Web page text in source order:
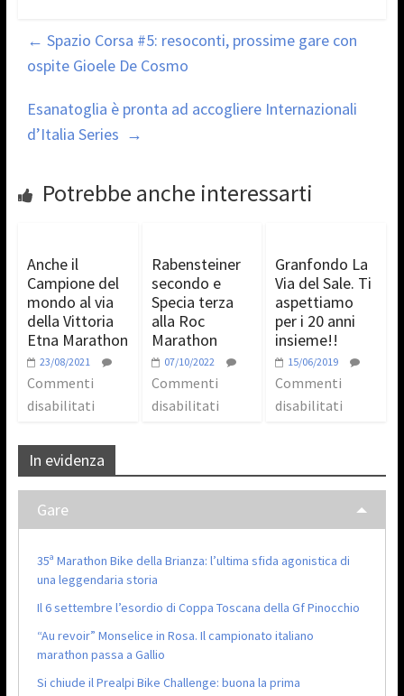
← Spazio Corsa #5: resoconti, prossime gare con
ospite Gioele De Cosmo
Esanatoglia è pronta ad accogliere Internazionali
d’Italia Series →
Potrebbe anche interessarti
Anche il
Campione del
mondo al via
della Vittoria
Etna Marathon
23/08/2021
Commenti
disabilitati
Rabensteiner
secondo e
Specia terza
alla Roc
Marathon
07/10/2022
Commenti
disabilitati
Granfondo La
Via del Sale. Ti
aspettiamo
per i 20 anni
insieme!!
15/06/2019
Commenti
disabilitati
In evidenza
Gare
35ª Marathon Bike della Brianza: l’ultima sfida agonistica di
una leggendaria storia
Il 6 settembre l’esordio di Coppa Toscana della Gf Pinocchio
“Au revoir” Monselice in Rosa. Il campionato italiano
marathon passa a Gallio
Si chiude il Prealpi Bike Challenge: buona la prima